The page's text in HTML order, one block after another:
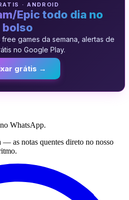
· ANDROID
Epic todo dia no
bolso
games da semana, alertas de
no Google Play.
grátis →
WhatsApp.
— as notas quentes direto no nosso